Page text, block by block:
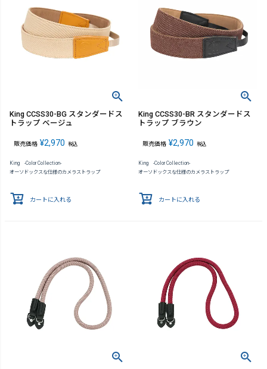
King CCSS30-BG スタンダードス
トラップ ベージュ
販売価格 ¥2,970 税込
King -Color Collection-
オーソドックスな仕様のカメラストラップ
カートに入れる
King CCSS30-BR スタンダードス
トラップ ブラウン
販売価格 ¥2,970 税込
King -Color Collection-
オーソドックスな仕様のカメラストラップ
カートに入れる